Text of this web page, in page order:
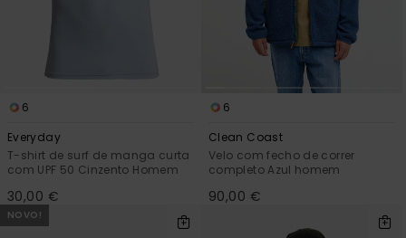
6
Everyday
T-shirt de surf de manga curta
com UPF 50 Cinzento Homem
30,00 €
6
Clean Coast
Velo com fecho de correr
completo Azul homem
90,00 €
NOVO!